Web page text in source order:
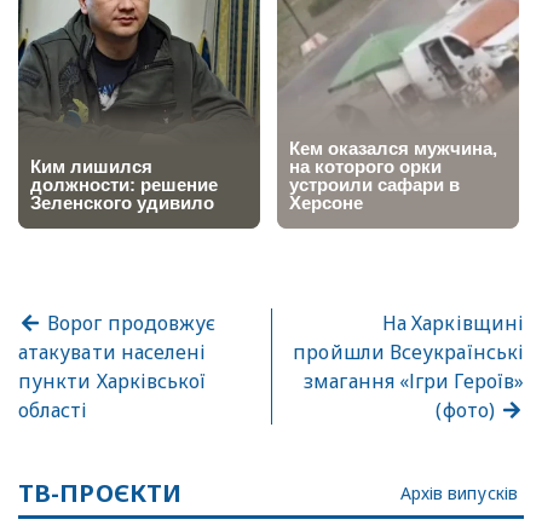
Ворог продовжує
атакувати населені
пункти Харківської
області
На Харківщині
пройшли Всеукраїнські
змагання «Ігри Героїв»
(фото)
ТВ-ПРОЄКТИ Архів випусків